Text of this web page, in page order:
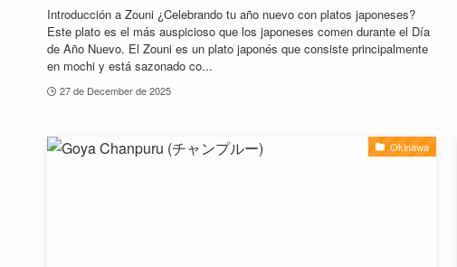
Introducción a Zouni ¿Celebrando tu año nuevo con platos japoneses?
Este plato es el más auspicioso que los japoneses comen durante el Día
de Año Nuevo. El Zouni es un plato japonés que consiste principalmente
en mochi y está sazonado co...
27 de December de 2025
Okinawa